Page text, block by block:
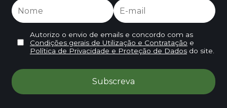
Autorizo o envio de emails e concordo com as
Condições gerais de Utilização e Contratação e
Política de Privacidade e Proteção de Dadosdo site.